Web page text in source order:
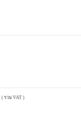
( รวม VAT )